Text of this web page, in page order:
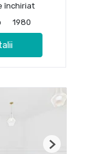
închiriat
1980
Next